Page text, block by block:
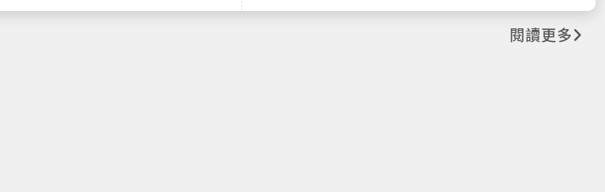
流介面。玻璃帷幕結合木質與金屬材料，呈現溫潤具現
檢附修正條文對照表、選拔辦法及推
子檔請至秘書室校友服務組網頁／資
閱讀更多